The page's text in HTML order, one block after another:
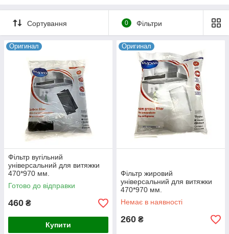
Сортування 0 Фільтри
Оригинал
Фільтр вугільний
універсальний для витяжки
470*970 мм.
Готово до відправки
460 ₴
Купити
Оригинал
Фільтр жировий
універсальний для витяжки
470*970 мм.
Немає в наявності
260 ₴